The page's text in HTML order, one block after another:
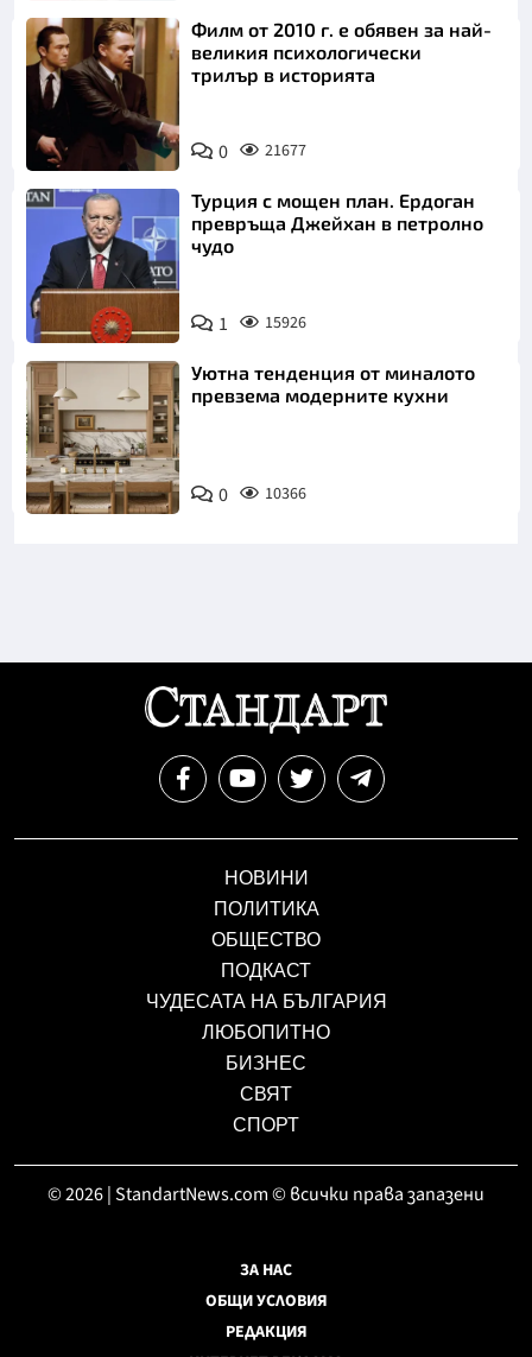
Филм от 2010 г. е обявен за най-
великия психологически
трилър в историята
0 21677
Турция с мощен план. Ердоган
превръща Джейхан в петролно
чудо
1 15926
Уютна тенденция от миналото
превзема модерните кухни
0 10366
НОВИНИ
ПОЛИТИКА
ОБЩЕСТВО
ПОДКАСТ
ЧУДЕСАТА НА БЪЛГАРИЯ
ЛЮБОПИТНО
БИЗНЕС
СВЯТ
СПОРТ
© 2026 | StandartNews.com © всички права запазени
ЗА НАС
ОБЩИ УСЛОВИЯ
РЕДАКЦИЯ